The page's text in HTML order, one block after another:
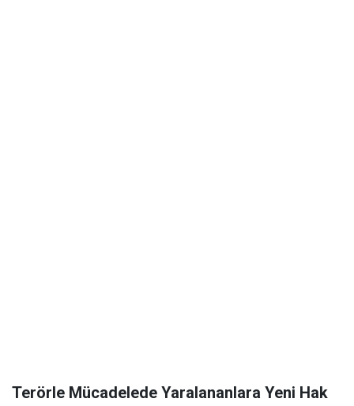
Terörle Mücadelede Yaralananlara Yeni Hak